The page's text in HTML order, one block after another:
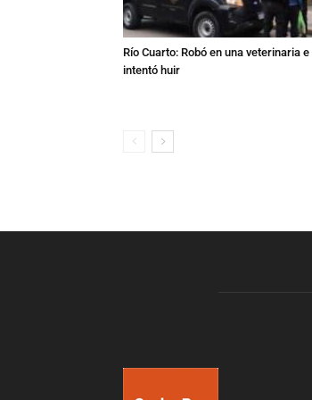
Río Cuarto: Robó en una veterinaria e
intentó huir